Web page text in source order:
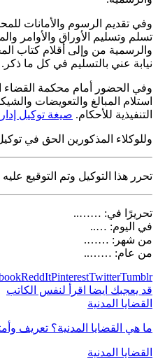
وفي تقديم الرسوم والأمانات
تسلم وتسليم الأوراق والأوامر
والرسمية من وإلى أقلام كتاب
نيابة عني بالتسليم في كل ما ذكر.
وفي الحضور أمام محكمة القضاء
استلام المبالغ والتعويضات
التنفيذية للأحكام. صيغة توكيل
وللوكلاء المذكورين الحق في
تحرر هذا التوكيل وتم التوقيع
تحريرًا في: ……..
في اليوم: …..
من شهر: …….
من عام: ……..
ReddItPinterestTwitterTumblr
قد يعجبك ايضا اقرأ لنفس الكاتب
القضايا المدنية
ما هي القضايا المدنية؟ تعريف
القضايا المدنية